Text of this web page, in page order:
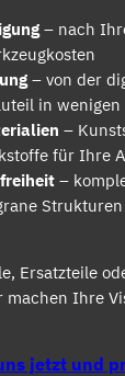
– nach
– von der
in wenigen
–
für Ihre
–
Ersatzteile
machen Ihre
jetzt und